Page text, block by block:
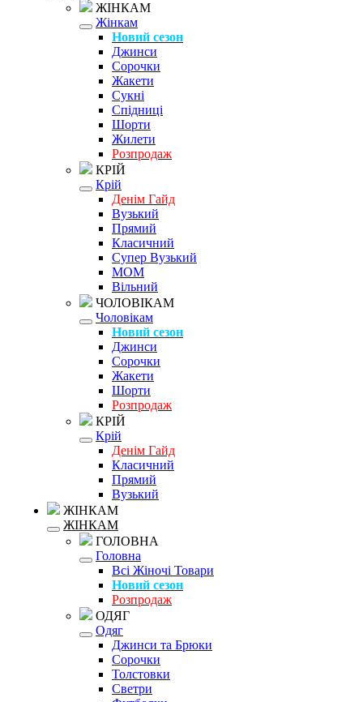
ЖІНКАМ
Жінкам
Новий сезон
Джинси
Сорочки
Жакети
Сукні
Спідниці
Шорти
Жилети
Розпродаж
КРІЙ
Крій
Денім Гайд
Вузький
Прямий
Класичний
Супер Вузький
MOM
Вільний
ЧОЛОВІКАМ
Чоловікам
Новий сезон
Джинси
Сорочки
Жакети
Шорти
Розпродаж
КРІЙ
Крій
Денім Гайд
Класичний
Прямий
Вузький
ЖІНКАМ
ЖІНКАМ
ГОЛОВНА
Головна
Всі Жіночі Товари
Новий сезон
Розпродаж
ОДЯГ
Одяг
Джинси та Брюки
Сорочки
Толстовки
Светри